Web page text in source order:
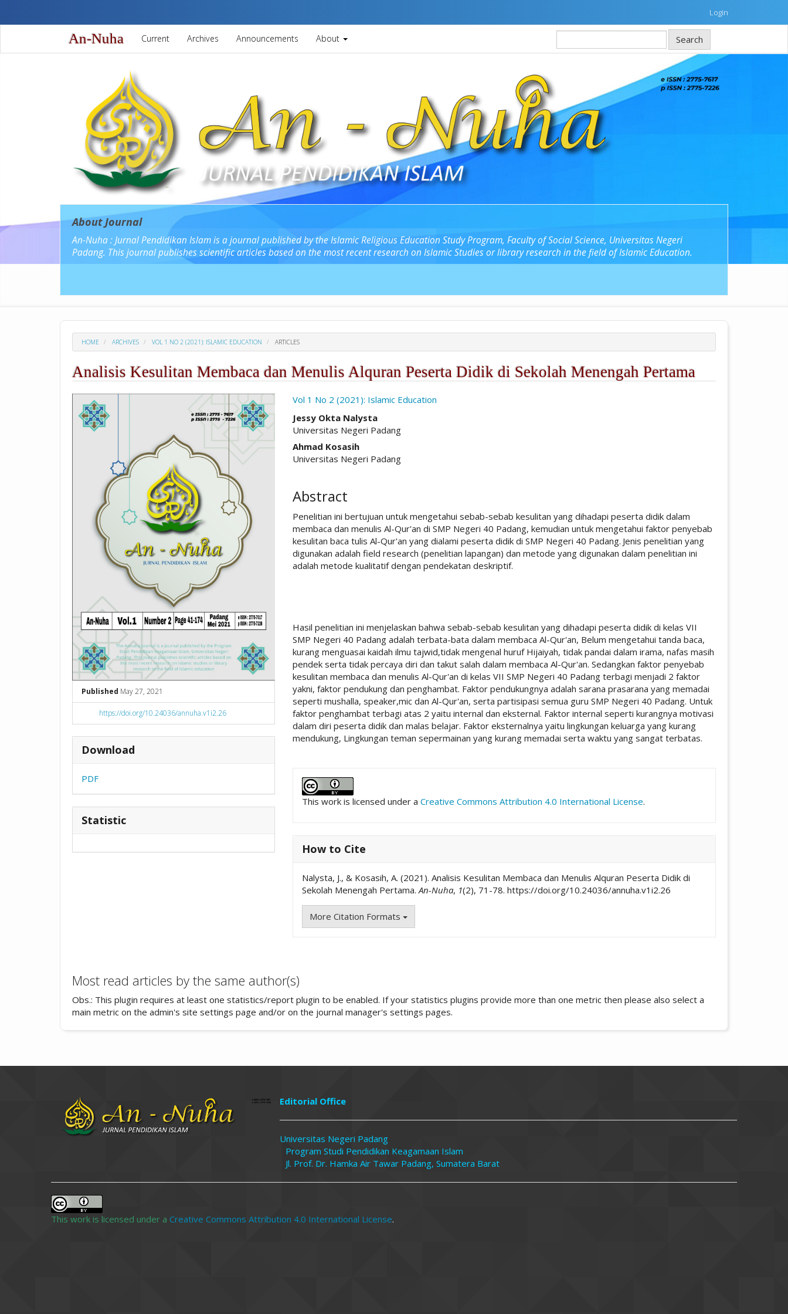
content
Login
An-Nuha Current Archives Announcements About Search
About Journal
An-Nuha : Jurnal Pendidikan Islam is a journal published by the Islamic Religious Education Study Program, Faculty of Social Science, Universitas Negeri
Padang. This journal publishes scientific articles based on the most recent research on Islamic Studies or library research in the field of Islamic Education.
HOME ARCHIVES VOL 1 NO 2 (2021): ISLAMIC EDUCATION ARTICLES
Analisis Kesulitan Membaca dan Menulis Alquran Peserta Didik di Sekolah Menengah Pertama
##plugins.themes.academic_pro.article.sidebar##
Published May 27, 2021
https://doi.org/10.24036/annuha.v1i2.26
Download
PDF
Statistic
Vol 1 No 2 (2021): Islamic Education
##plugins.themes.academic_pro.article.main##
Jessy Okta Nalysta
Universitas Negeri Padang
Ahmad Kosasih
Universitas Negeri Padang
Abstract
Penelitian ini bertujuan untuk mengetahui sebab-sebab kesulitan yang dihadapi peserta didik dalam
membaca dan menulis Al-Qur'an di SMP Negeri 40 Padang, kemudian untuk mengetahui faktor penyebab
kesulitan baca tulis Al-Qur'an yang dialami peserta didik di SMP Negeri 40 Padang. Jenis penelitian yang
digunakan adalah field research (penelitian lapangan) dan metode yang digunakan dalam penelitian ini
adalah metode kualitatif dengan pendekatan deskriptif.
Hasil penelitian ini menjelaskan bahwa sebab-sebab kesulitan yang dihadapi peserta didik di kelas VII
SMP Negeri 40 Padang adalah terbata-bata dalam membaca Al-Qur'an, Belum mengetahui tanda baca,
kurang menguasai kaidah ilmu tajwid,tidak mengenal huruf Hijaiyah, tidak pandai dalam irama, nafas masih
pendek serta tidak percaya diri dan takut salah dalam membaca Al-Qur'an. Sedangkan faktor penyebab
kesulitan membaca dan menulis Al-Qur'an di kelas VII SMP Negeri 40 Padang terbagi menjadi 2 faktor
yakni, faktor pendukung dan penghambat. Faktor pendukungnya adalah sarana prasarana yang memadai
seperti mushalla, speaker,mic dan Al-Qur'an, serta partisipasi semua guru SMP Negeri 40 Padang. Untuk
faktor penghambat terbagi atas 2 yaitu internal dan eksternal. Faktor internal seperti kurangnya motivasi
dalam diri peserta didik dan malas belajar. Faktor eksternalnya yaitu lingkungan keluarga yang kurang
mendukung, Lingkungan teman sepermainan yang kurang memadai serta waktu yang sangat terbatas.
##plugins.themes.academic_pro.article.details##
This work is licensed under a Creative Commons Attribution 4.0 International License.
How to Cite
Nalysta, J., & Kosasih, A. (2021). Analisis Kesulitan Membaca dan Menulis Alquran Peserta Didik di
Sekolah Menengah Pertama.An-Nuha, 1(2), 71-78. https://doi.org/10.24036/annuha.v1i2.26
More Citation Formats
Most read articles by the same author(s)
Obs.: This plugin requires at least one statistics/report plugin to be enabled. If your statistics plugins provide more than one metric then please also select a
main metric on the admin's site settings page and/or on the journal manager's settings pages.
Editorial Office
Universitas Negeri Padang
Program Studi Pendidikan Keagamaan Islam
Jl. Prof. Dr. Hamka Air Tawar Padang, Sumatera Barat
This work is licensed under a Creative Commons Attribution 4.0 International License.